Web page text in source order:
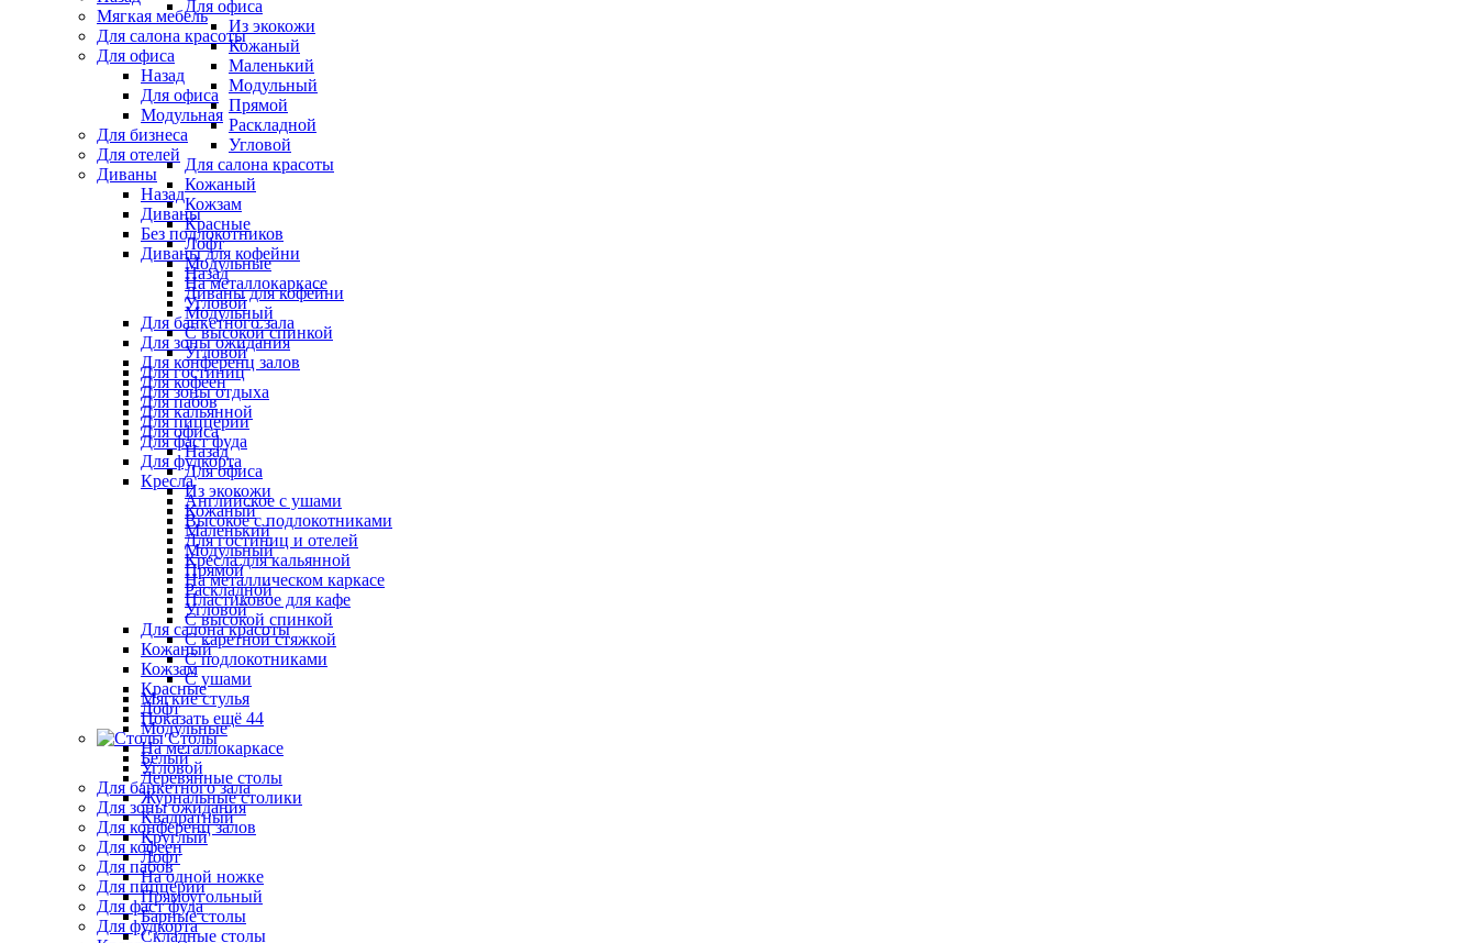
Для офиса
Из экокожи
Кожаный
Маленький
Модульный
Прямой
Раскладной
Угловой
Для салона красоты
Кожаный
Кожзам
Красные
Лофт
Модульные
На металлокаркасе
Угловой
Для банкетного зала
Для зоны ожидания
Для конференц залов
Для кофеен
Для пабов
Для пиццерии
Для фаст фуда
Для фудкорта
Кресла
Английское с ушами
Высокое с подлокотниками
Для гостиниц и отелей
Кресла для кальянной
На металлическом каркасе
Пластиковое для кафе
С высокой спинкой
С каретной стяжкой
С подлокотниками
С ушами
Мягкие стулья
Показать ещё 44
Столы
Белый
Деревянные столы
Журнальные столики
Квадратный
Круглый
Лофт
На одной ножке
Прямоугольный
Барные столы
Складные столы
Мягкая мебель
Для салона красоты
Для офиса
Назад
Для офиса
Модульная
Для бизнеса
Для отелей
Диваны
Назад
Диваны
Без подлокотников
Диваны для кофейни
Назад
Диваны для кофейни
Модульный
С высокой спинкой
Угловой
Для гостиниц
Для зоны отдыха
Для кальянной
Для офиса
Назад
Для офиса
Из экокожи
Кожаный
Маленький
Модульный
Прямой
Раскладной
Угловой
Для салона красоты
Кожаный
Кожзам
Красные
Лофт
Модульные
На металлокаркасе
Угловой
Для банкетного зала
Для зоны ожидания
Для конференц залов
Для кофеен
Для пабов
Для пиццерии
Для фаст фуда
Для фудкорта